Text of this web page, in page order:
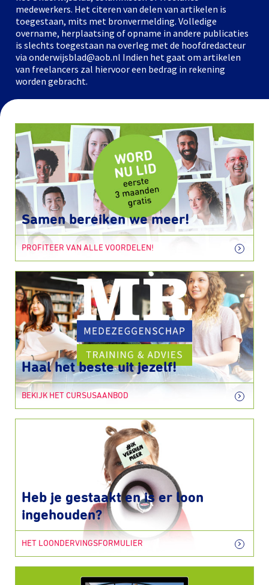
medewerkers. Het citeren van delen van artikelen is
toegestaan, mits met bronvermelding. Volledige
overname, herplaatsing of opname in andere publicaties
is slechts toegestaan na overleg met de hoofdredacteur
via onderwijsblad@aob.nl Indien het gaat om artikelen
van freelancers zal hiervoor een bedrag in rekening
worden gebracht.
Samen bereiken we meer!
PROFITEER VAN ALLE VOORDELEN!
Haal het beste uit jezelf!
BEKIJK HET CURSUSAANBOD
Heb je gestaakt en is er loon
ingehouden?
HET LOONDERVINGSFORMULIER